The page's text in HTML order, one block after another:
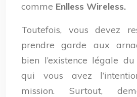
comme Enlless Wireless.
Toutefois, vous devez
prendre garde aux
bien l’existence légale
qui vous avez
mission. Surtout,